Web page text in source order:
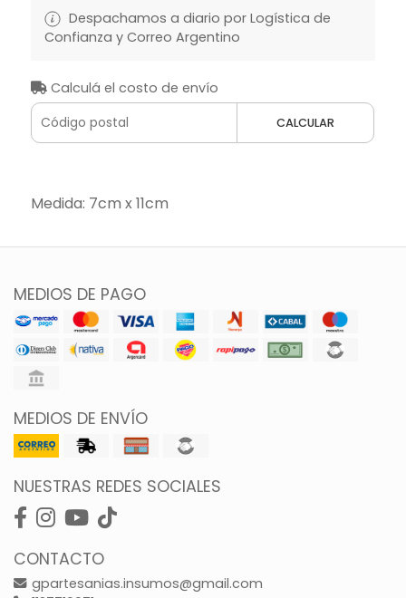
Despachamos a diario por Logística de
Confianza y Correo Argentino
Calculá el costo de envío
CALCULAR
Medida: 7cm x 11cm
MEDIOS DE PAGO
MEDIOS DE ENVÍO
NUESTRAS REDES SOCIALES
CONTACTO
gpartesanias.insumos@gmail.com